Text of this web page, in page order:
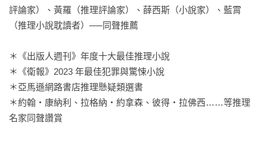
評論家）、黃羅（推理評論家）、薛西斯（小說家）、藍霄
（推理小說耽讀者）──同聲推薦
＊《出版人週刊》年度十大最佳推理小說
＊《衛報》2023 年最佳犯罪與驚悚小說
＊亞馬遜網路書店推理懸疑類選書
＊約翰‧康納利、拉格納‧約拿森、彼得‧拉佛西……等推理
名家同聲讚賞